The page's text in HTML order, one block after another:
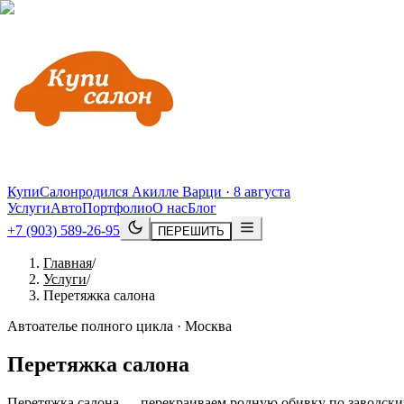
КупиСалонродился Акилле Варци · 8 августа
УслугиАвтоПортфолиоО насБлог
+7 (903) 589-26-95
ПЕРЕШИТЬ
Главная/
Услуги/
Перетяжка салона
Автоателье полного цикла · Москва
Перетяжка салона